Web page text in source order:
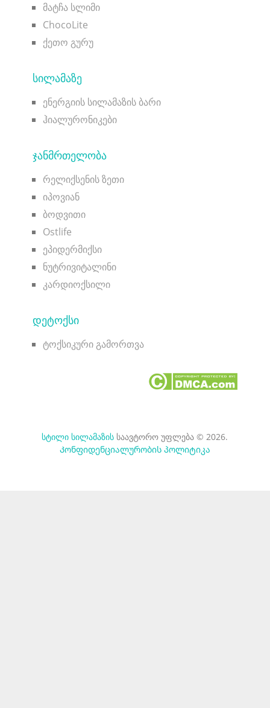
მატჩა სლიმი
ChocoLite
ქეთო გურუ
ᲡᲘᲚᲐᲛᲐᲖᲔ
ენერგიის სილამაზის ბარი
ჰიალურონიკები
ᲯᲐᲜᲛᲠᲗᲔᲚᲝᲑᲐ
რელიქსენის ზეთი
იპოვიან
ბოდვითი
Ostlife
ეპიდერმიქსი
ნუტრივიტალინი
კარდიოქსილი
ᲓᲔᲢᲝᲥᲡᲘ
ტოქსიკური გამორთვა
სტილი სილამაზის საავტორო უფლება © 2026.
Კონფიდენციალურობის პოლიტიკა